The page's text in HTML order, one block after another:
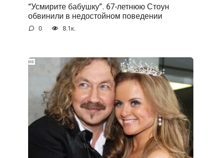
“Усмирите бабушку”. 67-летнюю Стоун
обвинили в недостойном поведении
0 8.1к.